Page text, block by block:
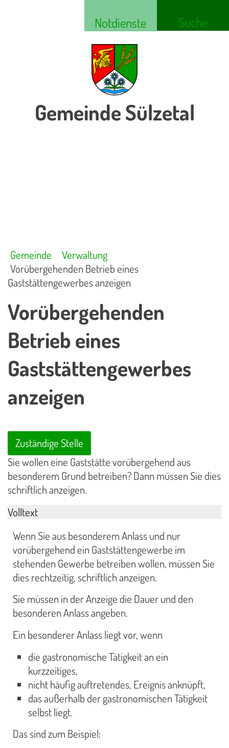
Notdienste Suche
Gemeinde Sülzetal
Gemeinde
Verwaltung
Vorübergehenden Betrieb eines
Gaststättengewerbes anzeigen
Vorübergehenden
Betrieb eines
Gaststättengewerbes
anzeigen
Zuständige Stelle
Sie wollen eine Gaststätte vorübergehend aus
besonderem Grund betreiben? Dann müssen Sie dies
schriftlich anzeigen.
Volltext
Wenn Sie aus besonderem Anlass und nur
vorübergehend ein Gaststättengewerbe im
stehenden Gewerbe betreiben wollen, müssen Sie
dies rechtzeitig, schriftlich anzeigen.
Sie müssen in der Anzeige die Dauer und den
besonderen Anlass angeben.
Ein besonderer Anlass liegt vor, wenn
die gastronomische Tätigkeit an ein
kurzzeitiges,
nicht häufig auftretendes, Ereignis anknüpft,
das außerhalb der gastronomischen Tätigkeit
selbst liegt.
Das sind zum Beispiel: